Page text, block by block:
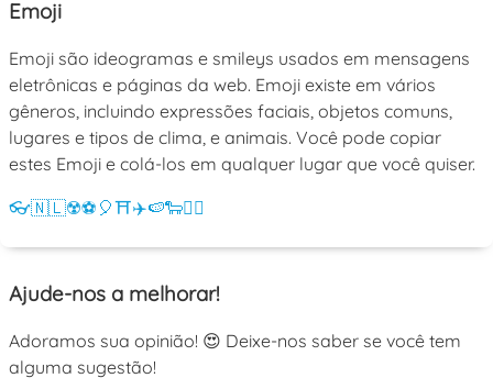
Emoji
Emoji são ideogramas e smileys usados em mensagens
eletrônicas e páginas da web. Emoji existe em vários
gêneros, incluindo expressões faciais, objetos comuns,
lugares e tipos de clima, e animais. Você pode copiar
estes Emoji e colá-los em qualquer lugar que você quiser.
👓🇳🇱☢️⚽ 🎈⛩️✈️🍉🐑💁‍♀️
Ajude-nos a melhorar!
Adoramos sua opinião! 😍 Deixe-nos saber se você tem
alguma sugestão!